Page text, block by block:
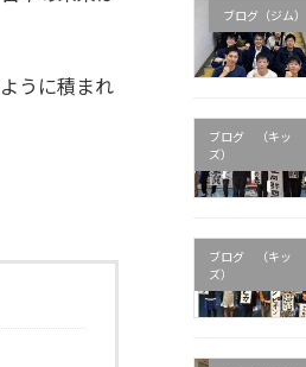
うに積まれ
ブログ（ジム）
ブログ （キッ
ズ）
ブログ （キッ
ズ）